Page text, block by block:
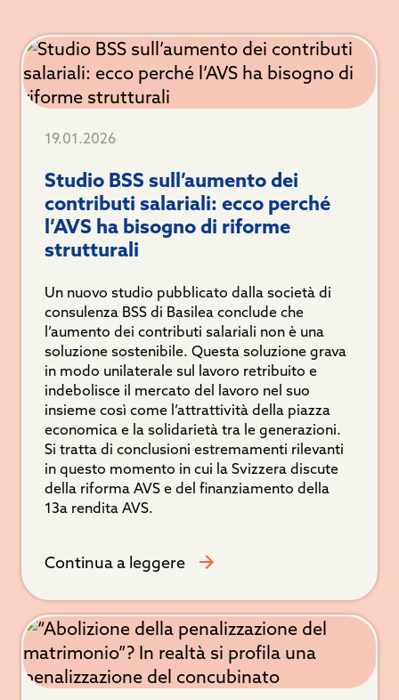
19.01.2026
Studio BSS sull’aumento dei
contributi salariali: ecco perché
l’AVS ha bisogno di riforme
strutturali
Un nuovo studio pubblicato dalla società di
consulenza BSS di Basilea conclude che
l’aumento dei contributi salariali non è una
soluzione sostenibile. Questa soluzione grava
in modo unilaterale sul lavoro retribuito e
indebolisce il mercato del lavoro nel suo
insieme così come l’attrattività della piazza
economica e la solidarietà tra le generazioni.
Si tratta di conclusioni estremamenti rilevanti
in questo momento in cui la Svizzera discute
della riforma AVS e del finanziamento della
13a rendita AVS.
Continua a leggere